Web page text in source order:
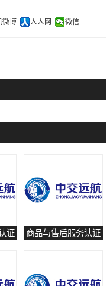
微博 人人网 微信
证 商品与售后服务认证